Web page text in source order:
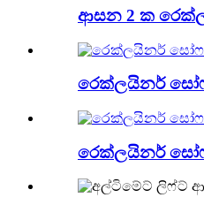
ආසන 2 ක
රෙක්ලයිනර්
රෙක්ලයිනර්